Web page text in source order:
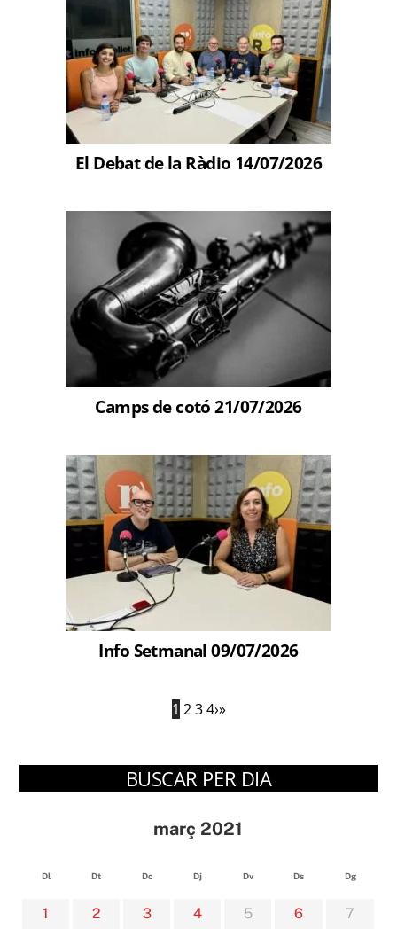
El Debat de la Ràdio 14/07/2026
Camps de cotó 21/07/2026
Info Setmanal 09/07/2026
1 2 3 4›»
BUSCAR PER DIA
març 2021
Dl Dt Dc Dj Dv Ds Dg
1 2 3 4 5 6 7